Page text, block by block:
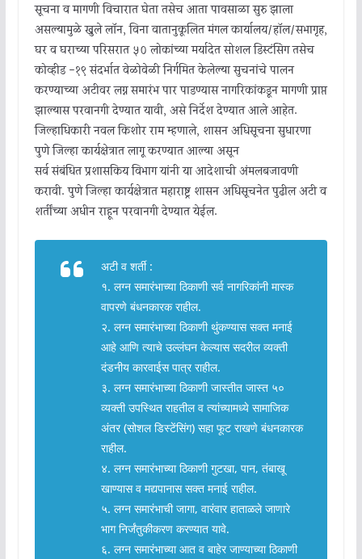
सूचना व मागणी विचारात घेता तसेच आता पावसाळा सुरु झाला
असल्यामुळे खुले लॉन, विना वातानुकूलित मंगल कार्यालय/हॉल/सभागृह,
घर व घराच्या परिसरात ५० लोकांच्या मर्यादेत सोशल डिस्टंसिंग तसेच
कोव्हीड -१९ संदर्भात वेळोवेळी निर्गमित केलेल्या सुचनांचे पालन
करण्याच्या अटीवर लग्न समारंभ पार पाडण्यास नागरिकांकडून मागणी प्राप्त
झाल्यास परवानगी देण्यात यावी, असे निर्देश देण्यात आले आहेत.
जिल्हाधिकारी नवल किशोर राम म्हणाले, शासन अधिसूचना सुधारणा
पुणे जिल्हा कार्यक्षेत्रात लागू करण्यात आल्या असून
सर्व संबंधित प्रशासकिय विभाग यांनी या आदेशाची अंमलबजावणी
करावी. पुणे जिल्हा कार्यक्षेत्रात महाराष्ट्र शासन अधिसूचनेत पुढील अटी व
शर्तींच्या अधीन राहून परवानगी देण्यात येईल.
अटी व शर्ती :
१. लग्न समारंभाच्या ठिकाणी सर्व नागरिकांनी मास्क
वापरणे बंधनकारक राहील.
२. लग्न समारंभाच्या ठिकाणी थुंकण्यास सक्त मनाई
आहे आणि त्याचे उल्लंघन केल्यास सदरील व्यक्ती
दंडनीय कारवाईस पात्र राहील.
३. लग्न समारंभाच्या ठिकाणी जास्तीत जास्त ५०
व्यक्ती उपस्थित राहतील व त्यांच्यामध्ये सामाजिक
अंतर (सोशल डिस्टेंसिंग) सहा फूट राखणे बंधनकारक
राहील.
४. लग्न समारंभाच्या ठिकाणी गुटखा, पान, तंबाखू
खाण्यास व मद्यपानास सक्त मनाई राहील.
५. लग्न समारंभाची जागा, वारंवार हाताळले जाणारे
भाग निर्जंतुकीकरण करण्यात यावे.
६. लग्न समारंभाच्या आत व बाहेर जाण्याच्या ठिकाणी